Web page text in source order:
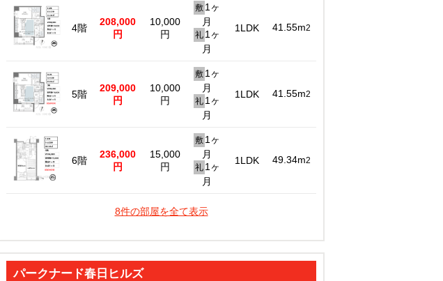
4階
208,000
円
10,000
円
敷 1ヶ
月
礼 1ヶ
月
1LDK 41.55m2
5階
209,000
円
10,000
円
敷 1ヶ
月
礼 1ヶ
月
1LDK 41.55m2
6階
236,000
円
15,000
円
敷 1ヶ
月
礼 1ヶ
月
1LDK 49.34m2
8件の部屋を全て表示
パークナード春日ヒルズ